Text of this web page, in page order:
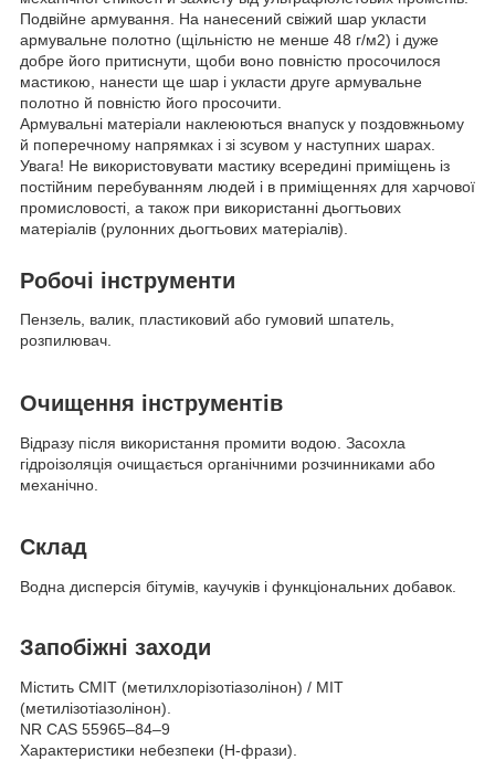
Подвійне армування. На нанесений свіжий шар укласти
армувальне полотно (щільністю не менше 48 г/м2) і дуже
добре його притиснути, щоби воно повністю просочилося
мастикою, нанести ще шар і укласти друге армувальне
полотно й повністю його просочити.
Армувальні матеріали наклеюються внапуск у поздовжньому
й поперечному напрямках і зі зсувом у наступних шарах.
Увага! Не використовувати мастику всередині приміщень із
постійним перебуванням людей і в приміщеннях для харчової
промисловості, а також при використанні дьогтьових
матеріалів (рулонних дьогтьових матеріалів).
Робочі інструменти
Пензель, валик, пластиковий або гумовий шпатель,
розпилювач.
Очищення інструментів
Відразу після використання промити водою. Засохла
гідроізоляція очищається органічними розчинниками або
механічно.
Склад
Водна дисперсія бітумів, каучуків і функціональних добавок.
Запобіжні заходи
Містить CMIT (метилхлорізотіазолінон) / MIT
(метилізотіазолінон).
NR CAS 55965–84–9
Характеристики небезпеки (Н-фрази).